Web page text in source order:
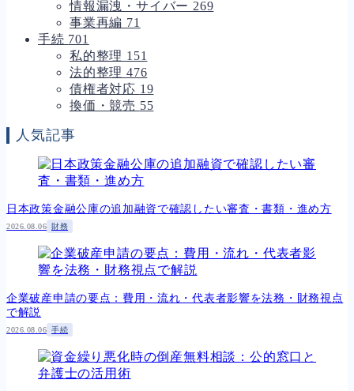
情報漏洩・サイバー 269
事業再編 71
手続 701
私的整理 151
法的整理 476
債権者対応 19
換価・競売 55
人気記事
日本政策金融公庫の追加融資で確認したい審査・書類・進め方
2026.08.06 財務
企業破産申請の要点：費用・流れ・代表者影響を法務・財務視点
で解説
2026.08.06 手続